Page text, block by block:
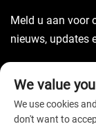
Meld u aan voor
nieuws, updates
We value
We use cookies
don't want to